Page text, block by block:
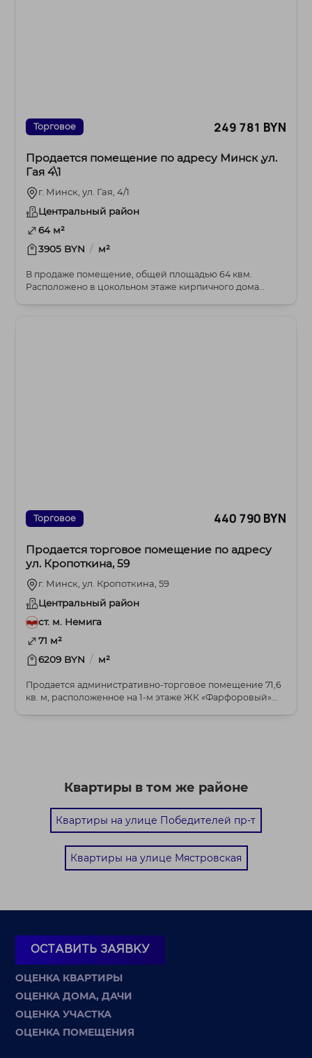
Торговое 249 781 BYN
Продается помещение по адресу Минск ,ул.
Гая 4\1
г. Минск, ул. Гая, 4/1
Центральный район
64 м²
3905 BYN / м²
В продаже помещение, общей площадью 64 квм.
Расположено в цокольном этаже кирпичного дома
Торговое 440 790 BYN
Продается торговое помещение по адресу
ул. Кропоткина, 59
г. Минск, ул. Кропоткина, 59
Центральный район
ст. м. Немига
71 м²
6209 BYN / м²
Продается административно-торговое помещение 71,6
кв. м, расположенное на 1-м этаже ЖК «Фарфоровый»...
Квартиры в том же районе
Квартиры на улице Победителей пр-т
Квартиры на улице Мястровская
ОСТАВИТЬ ЗАЯВКУ
ОЦЕНКА КВАРТИРЫ
ОЦЕНКА ДОМА, ДАЧИ
ОЦЕНКА УЧАСТКА
ОЦЕНКА ПОМЕЩЕНИЯ